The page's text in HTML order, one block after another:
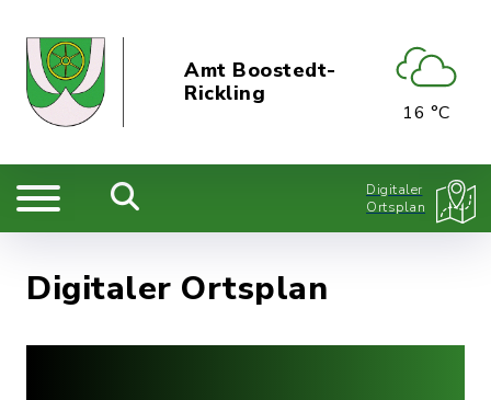
Amt Boostedt-
Rickling
16 °C
Digitaler
Ortsplan
Digitaler Ortsplan